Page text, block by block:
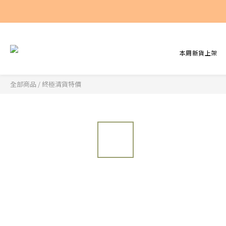
本周新貨上架
全部商品 / 終極清貨特價